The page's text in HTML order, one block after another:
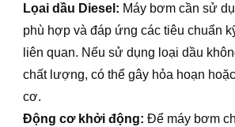
Lọai dầu Diesel: Máy bơm cần sử
phù hợp và đáp ứng các tiêu chuẩn
liên quan. Nếu sử dụng loại dầu
chất lượng, có thể gây hỏa hoạn
cơ.
Động cơ khởi động: Để máy bơm